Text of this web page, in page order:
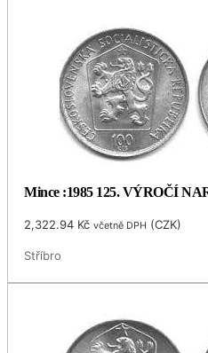
Mince :1985 125. VÝROČÍ
2,322.94 Kč včetně DPH (CZK)
Stříbro